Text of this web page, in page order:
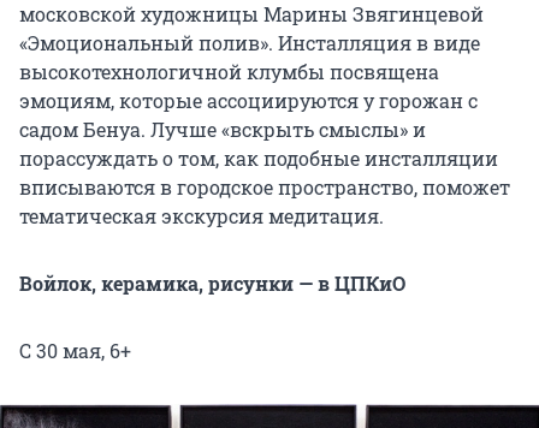
московской художницы Марины Звягинцевой
«Эмоциональный полив». Инсталляция в виде
высокотехнологичной клумбы посвящена
эмоциям, которые ассоциируются у горожан с
садом Бенуа. Лучше «вскрыть смыслы» и
порассуждать о том, как подобные инсталляции
вписываются в городское пространство, поможет
тематическая экскурсия медитация.
Войлок, керамика, рисунки — в ЦПКиО
С 30 мая, 6+